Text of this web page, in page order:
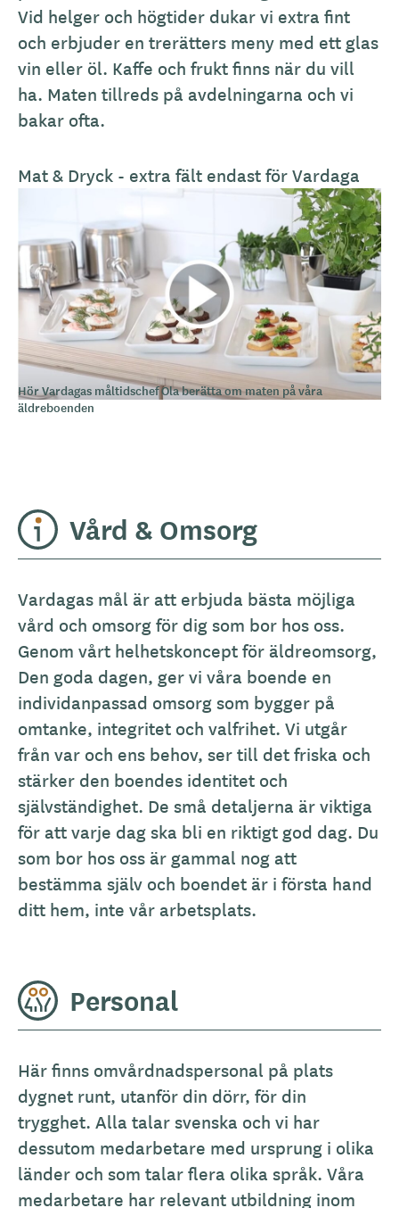
r
i
v
n
i
g
Vid helger och högtider dukar vi extra fint
och erbjuder en trerätters meny med ett glas
vin eller öl. Kaffe och frukt finns när du vill
ha. Maten tillreds på avdelningarna och vi
bakar ofta.
Mat & Dryck - extra fält endast för Vardaga
Hör Vardagas måltidschef Ola berätta om maten på våra
äldreboenden
Vård & Omsorg
Vardagas mål är att erbjuda bästa möjliga
vård och omsorg för dig som bor hos oss.
Genom vårt helhetskoncept för äldreomsorg,
Den goda dagen, ger vi våra boende en
individanpassad omsorg som bygger på
omtanke, integritet och valfrihet. Vi utgår
från var och ens behov, ser till det friska och
stärker den boendes identitet och
självständighet. De små detaljerna är viktiga
för att varje dag ska bli en riktigt god dag. Du
som bor hos oss är gammal nog att
bestämma själv och boendet är i första hand
ditt hem, inte vår arbetsplats.
Personal
Här finns omvårdnadspersonal på plats
dygnet runt, utanför din dörr, för din
trygghet. Alla talar svenska och vi har
dessutom medarbetare med ursprung i olika
länder och som talar flera olika språk. Våra
medarbetare har relevant utbildning inom